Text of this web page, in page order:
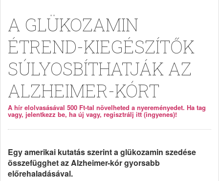
A GLÜKOZAMIN
ÉTREND-KIEGÉSZÍTŐK
SÚLYOSBÍTHATJÁK AZ
ALZHEIMER-KÓRT
A hír elolvasásával 500 Ft-tal növelheted a nyereményedet. Ha tag
vagy, jelentkezz be, ha új vagy, regisztrálj itt (ingyenes)!
Egy amerikai kutatás szerint a glükozamin szedése
összefügghet az Alzheimer-kór gyorsabb
előrehaladásával.